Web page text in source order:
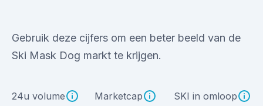
Gebruik deze cijfers om een beter beeld van de
Ski Mask Dog markt te krijgen.
24u volume Marketcap SKI in omloop